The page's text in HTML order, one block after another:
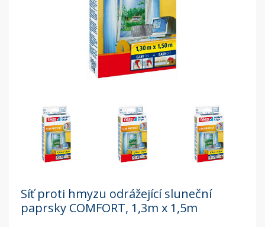
Síť proti hmyzu odrážející sluneční
paprsky COMFORT, 1,3m x 1,5m